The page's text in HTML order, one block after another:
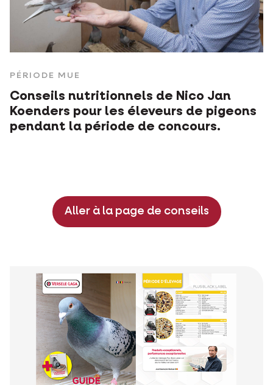
PÉRIODE MUE
Conseils nutritionnels de Nico Jan
Koenders pour les éleveurs de pigeons
pendant la période de concours.
Aller à la page de conseils